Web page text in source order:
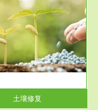
土壤修复